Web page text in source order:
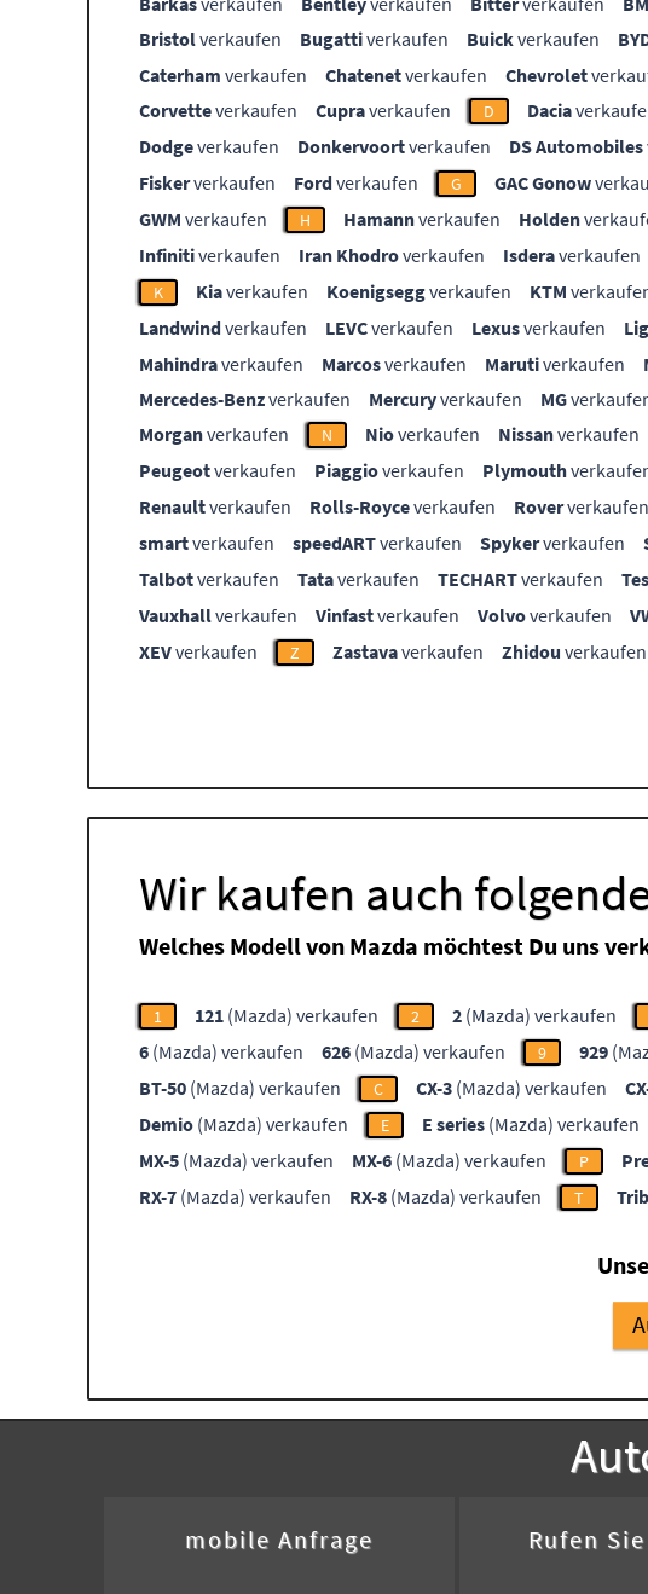
Bristolverkaufen Bugattiverkaufen Buickverkaufen
Caterham verkaufen Chatenetverkaufen Chevrolet
Corvetteverkaufen Cupraverkaufen D Dacia
Dodgeverkaufen Donkervoortverkaufen DS Automobiles
Fiskerverkaufen Fordverkaufen G GAC Gonow
GWM verkaufen H Hamannverkaufen Holden
Infinitiverkaufen Iran Khodroverkaufen Isderaverkaufen
K Kiaverkaufen Koenigseggverkaufen KTM
Landwindverkaufen LEVCverkaufen Lexusverkaufen
Mahindraverkaufen Marcosverkaufen Marutiverkaufen
Mercedes-Benzverkaufen Mercuryverkaufen MG
Morganverkaufen N Nioverkaufen Nissanverkaufen
Peugeotverkaufen Piaggioverkaufen Plymouth
Renaultverkaufen Rolls-Royceverkaufen Roververkaufen
smartverkaufen speedARTverkaufen Spykerverkaufen
Talbotverkaufen Tataverkaufen TECHARTverkaufen
Vauxhallverkaufen Vinfastverkaufen Volvoverkaufen
XEVverkaufen Z Zastavaverkaufen Zhidou verkaufen
Wir kaufen auch
Welches Modell von Mazda möchtest Du uns
1 121 (Mazda) verkaufen 2 2 (Mazda) verkaufen
6 (Mazda) verkaufen 626 (Mazda) verkaufen 9 929
BT-50 (Mazda) verkaufen C CX-3 (Mazda) verkaufen
Demio (Mazda) verkaufen E E series (Mazda) verkaufen
MX-5 (Mazda) verkaufen MX-6 (Mazda) verkaufen P
RX-7 (Mazda) verkaufen RX-8 (Mazda) verkaufen T
mobile Anfrage Rufen